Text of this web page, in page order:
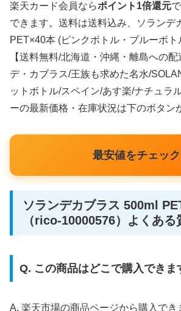
楽天カード会員ならポイント1倍還元
できます。送料は送料込み、ソラン
PET×40本 (ピンクボトル・ブルーボ
【送料無料/北海道・沖縄・離島への配
デ・カブラス/王族も求めた名水/
ットボトル/スペイン/あす楽/ナチュラ
ーの最新価格・在庫状況は下のボタン
最安値をチェック
ソランデカブラス 500ml
（rico-10000576）よくある
Q. この商品はどこで購入できま
A. 楽天市場の商品ページから購入でき